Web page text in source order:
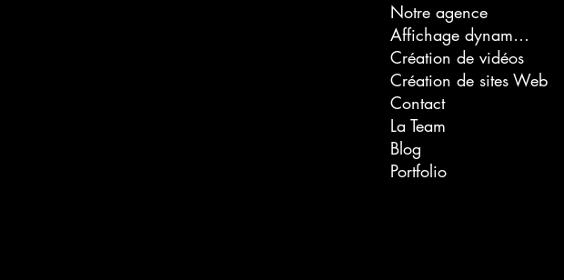
Notre agence
Affichage dynamique
Création de vidéos
Création de sites Web
Contact
La Team
Blog
Portfolio